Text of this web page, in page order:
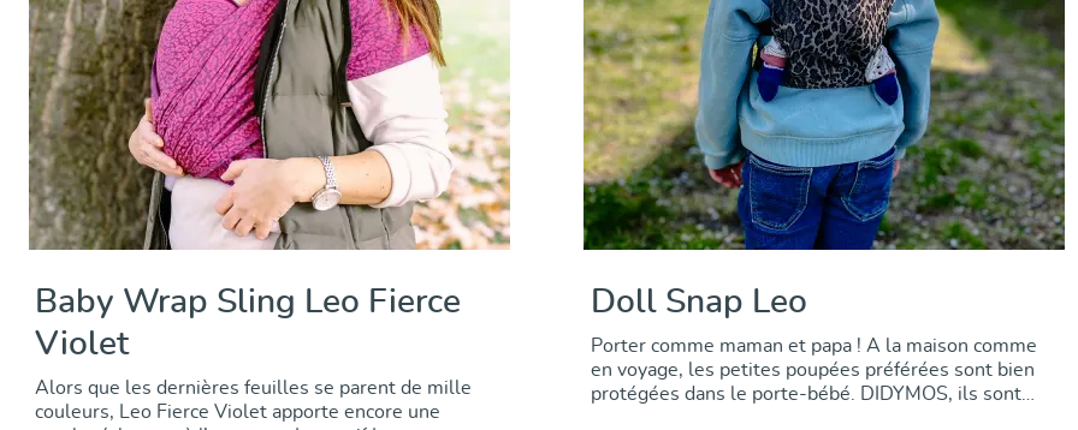
Baby Wrap Sling Leo Fierce
Violet
Alors que les dernières feuilles se parent de mille
couleurs, Leo Fierce Violet apporte encore une
Doll Snap Leo
Porter comme maman et papa ! A la maison comme
en voyage, les petites poupées préférées sont bien
protégées dans le porte-bébé. DIDYMOS, ils sont